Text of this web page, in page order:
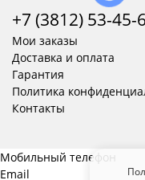
+7 (3812) 53-45-
Мои заказы
Доставка и оплата
Гарантия
Политика
Контакты
Мобильный телефон
Email